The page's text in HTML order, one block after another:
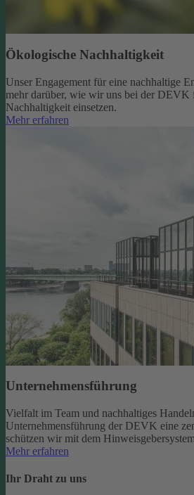
Ökologische Nachhaltigkeit
Unser Engagement für eine nachhaltige
mehr darüber, wie wir uns bei der DEVK
Nachhaltigkeit einsetzen.
Mehr erfahren
Unternehmensführung
Vielfalt im Team und nachhaltiges
Unternehmensführung der DEVK eine
schützen wir mit dem
Mehr erfahren
Ihr Draht zu uns